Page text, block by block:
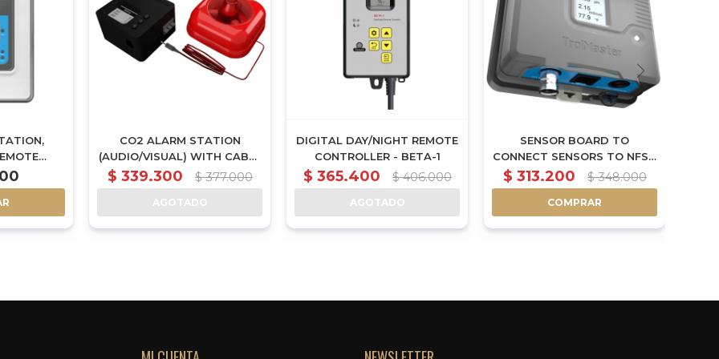
REMOTE
SUCH AS
(ARS-
CO2 ALARM STATION
(AUDIO/VISUAL) WITH CABLE
SET - AS-1
$ 339.300 $ 377.000
AGOTADO
DIGITAL DAY/NIGHT REMOTE
CONTROLLER - BETA-1
$ 365.400 $ 406.000
AGOTADO
SENSOR BOARD TO
CONNECT SENSORS TO NFS-1
CONTROLLER - AMP-2
$ 313.200 $ 348.000
COMPRAR